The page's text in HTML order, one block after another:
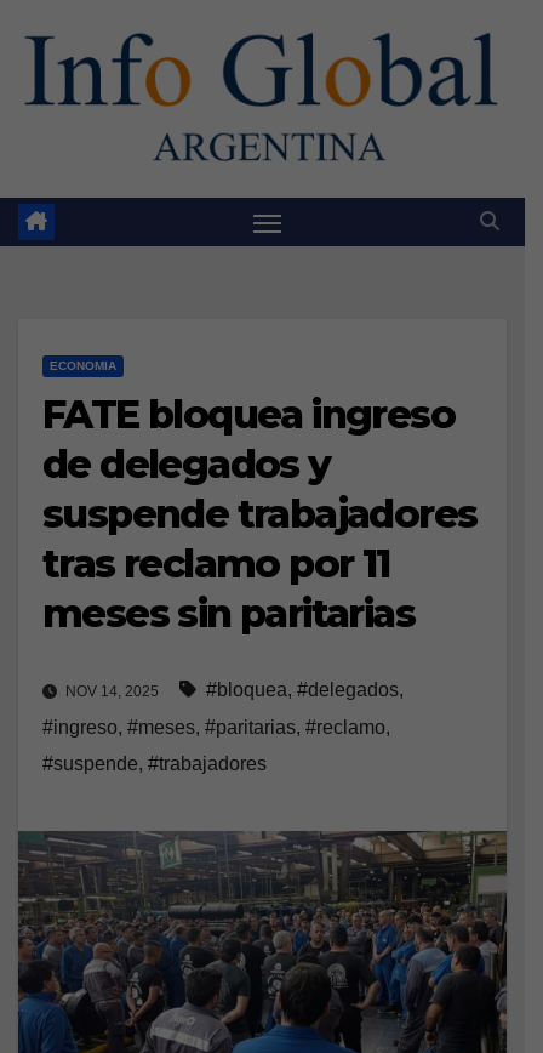
ECONOMIA
FATE bloquea ingreso
de delegados y
suspende trabajadores
tras reclamo por 11
meses sin paritarias
NOV 14, 2025 #bloquea, #delegados,
#ingreso, #meses, #paritarias, #reclamo,
#suspende, #trabajadores